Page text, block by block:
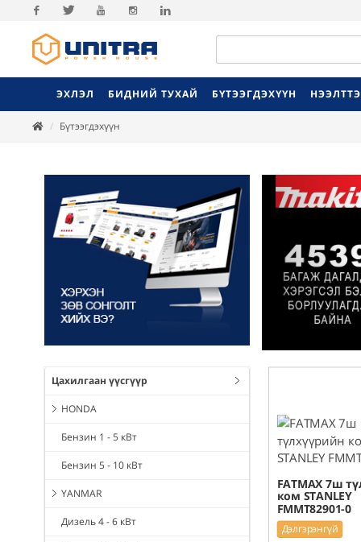
Facebook
ЭХЛЭЛ БИДНИЙ ТУХАЙ БҮТЭЭГДЭХҮҮН
Бүтээгдэхүүн
Цахилгаан үүсгүүр
HONDA
Бензин 1 - 5 кВт
Бензин 5 - 10 кВт
YANMAR
Дизель 4 - 6 кВт
FATMAX 7ш
ком STANLEY
FMMT82901-0
Дэлгэрэнгүй